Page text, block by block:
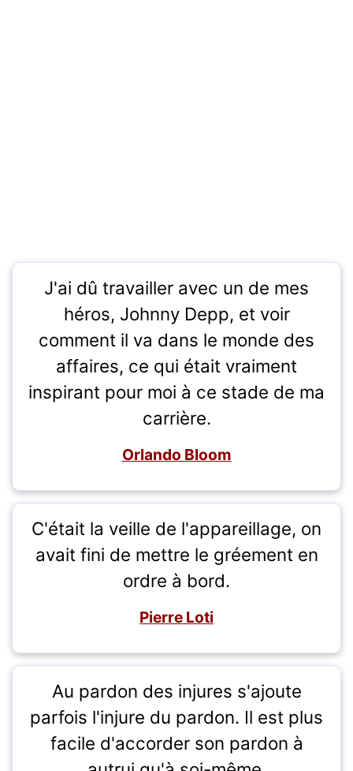
J'ai dû travailler avec un de mes
héros, Johnny Depp, et voir
comment il va dans le monde des
affaires, ce qui était vraiment
inspirant pour moi à ce stade de ma
carrière.
Orlando Bloom
C'était la veille de l'appareillage, on
avait fini de mettre le gréement en
ordre à bord.
Pierre Loti
Au pardon des injures s'ajoute
parfois l'injure du pardon. Il est plus
facile d'accorder son pardon à